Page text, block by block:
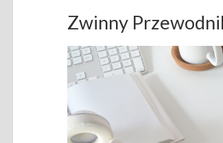
Zwinny